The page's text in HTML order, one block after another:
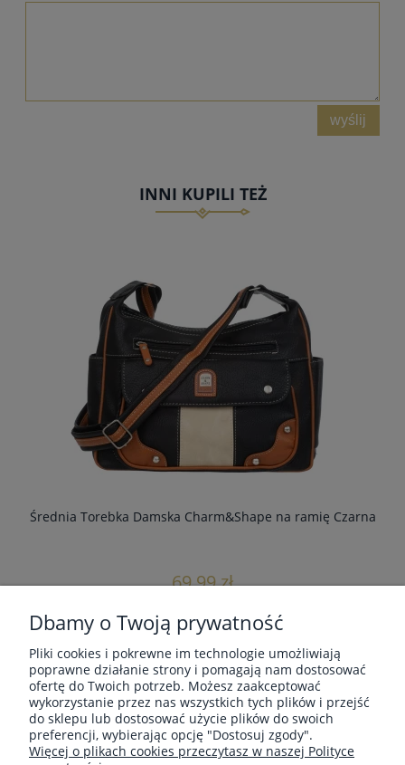
wyślij
INNI KUPILI TEŻ
Średnia Torebka Damska Charm&Shape na ramię Czarna
69,99 zł
powiadom o dostępności
MOJE KONTO
Dbamy o Twoją prywatność
Pliki cookies i pokrewne im technologie umożliwiają
poprawne działanie strony i pomagają nam dostosować
ofertę do Twoich potrzeb. Możesz zaakceptować
wykorzystanie przez nas wszystkich tych plików i przejść
do sklepu lub dostosować użycie plików do swoich
preferencji, wybierając opcję "Dostosuj zgody".
Więcej o plikach cookies przeczytasz w naszej Polityce